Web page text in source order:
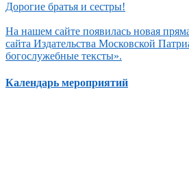
Дорогие братья и сестры!
На нашем сайте появилась новая
сайта Издательства Московской
богослужебные тексты».
Календарь мероприятий